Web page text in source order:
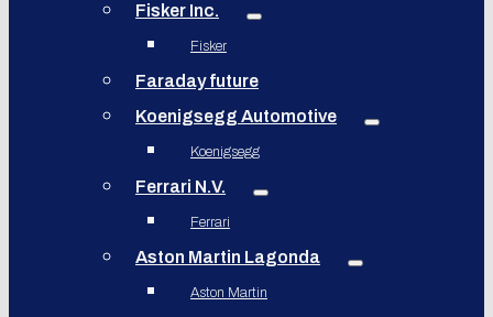
Fisker Inc.
Fisker
Faraday future
Koenigsegg Automotive
Koenigsegg
Ferrari N.V.
Ferrari
Aston Martin Lagonda
Aston Martin